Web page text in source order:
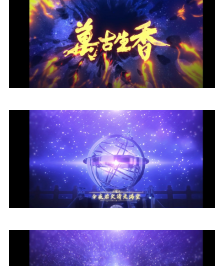
2 元 5 元 10 元
付费内容